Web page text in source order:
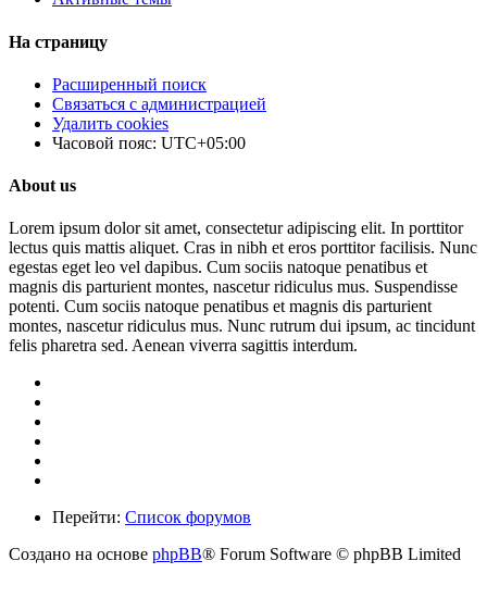
На страницу
Расширенный поиск
Связаться с администрацией
Удалить cookies
Часовой пояс: UTC+05:00
About us
Lorem ipsum dolor sit amet, consectetur adipiscing elit. In porttitor
lectus quis mattis aliquet. Cras in nibh et eros porttitor facilisis. Nunc
egestas eget leo vel dapibus. Cum sociis natoque penatibus et
magnis dis parturient montes, nascetur ridiculus mus. Suspendisse
potenti. Cum sociis natoque penatibus et magnis dis parturient
montes, nascetur ridiculus mus. Nunc rutrum dui ipsum, ac tincidunt
felis pharetra sed. Aenean viverra sagittis interdum.
Перейти: Список форумов
Создано на основе phpBB® Forum Software © phpBB Limited